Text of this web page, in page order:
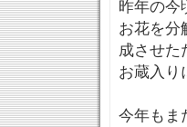
昨年の
お花を
成させた
お蔵入り
今年もま